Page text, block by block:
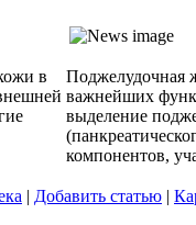
в
Поджелудочная
важнейших
выделение
компонентов,
| Добавить статью |